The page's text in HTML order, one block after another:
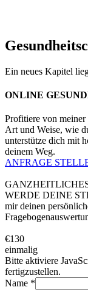
Ein neues Kapitel
ONLINE
Profitiere von
Art und Weise, wie
unterstütze dich mit
deinem Weg.
ANFRAGE
WERDE DEINE
mir deinen
€130
einmalig
Bitte aktiviere
fertigzustellen.
Name *